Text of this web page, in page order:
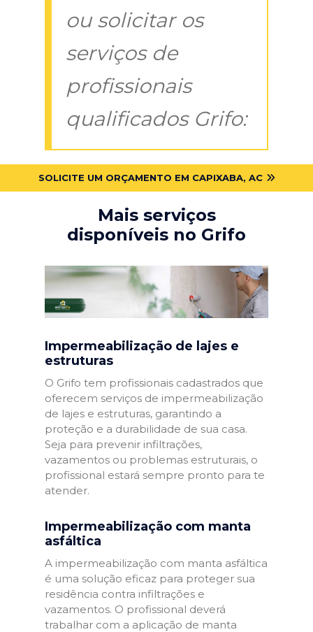
ou solicitar os
serviços de
profissionais
qualificados Grifo:
SOLICITE UM ORÇAMENTO EM CAPIXABA, AC
Mais serviços
disponíveis no Grifo
Impermeabilização de lajes e
estruturas
O Grifo tem profissionais cadastrados que
oferecem serviços de impermeabilização
de lajes e estruturas, garantindo a
proteção e a durabilidade de sua casa.
Seja para prevenir infiltrações,
vazamentos ou problemas estruturais, o
profissional estará sempre pronto para te
atender.
Impermeabilização com manta
asfáltica
A impermeabilização com manta asfáltica
é uma solução eficaz para proteger sua
residência contra infiltrações e
vazamentos. O profissional deverá
trabalhar com a aplicação de manta